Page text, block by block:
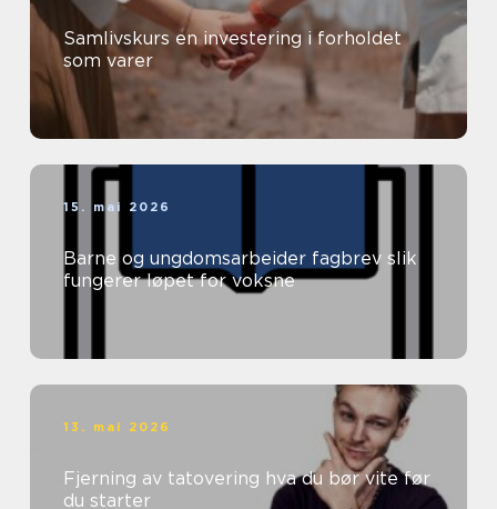
Samlivskurs en investering i forholdet
som varer
15. mai 2026
Barne og ungdomsarbeider fagbrev slik
fungerer løpet for voksne
13. mai 2026
Fjerning av tatovering hva du bør vite før
du starter